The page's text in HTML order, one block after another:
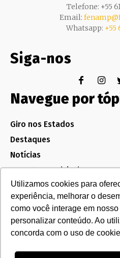
Utilizamos cookies para
experiência, melhorar o
como você interage em
personalizar conteúdo. Ao
concorda com o uso de
Telefone: +55
Email:
Whatsapp: +55
Siga-nos
Navegue por
Giro nos Estados
Destaques
Notícias
Assuntos Legislativos
Política Sindical e
Destaques do Legislativo
Notícias do Congresso
MG